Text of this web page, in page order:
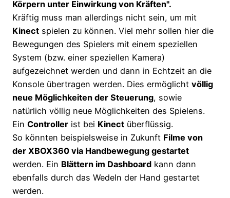
Körpern unter Einwirkung von Kräften".
Kräftig muss man allerdings nicht sein, um mit
Kinect spielen zu können. Viel mehr sollen hier die
Bewegungen des Spielers mit einem speziellen
System (bzw. einer speziellen Kamera)
aufgezeichnet werden und dann in Echtzeit an die
Konsole übertragen werden. Dies ermöglicht völlig
neue Möglichkeiten der Steuerung, sowie
natürlich völlig neue Möglichkeiten des Spielens.
Ein Controller ist bei Kinect überflüssig.
So könnten beispielsweise in Zukunft Filme von
der XBOX360 via Handbewegung gestartet
werden. Ein Blättern im Dashboard kann dann
ebenfalls durch das Wedeln der Hand gestartet
werden.